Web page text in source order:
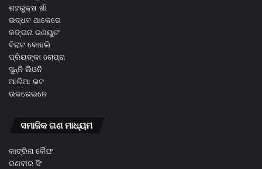
ଶହରୁକ୍ଷ ଖାଁ
ଉଦ୍ଧବ ଥାକେରେ
କଙ୍ଗନା ରଣୟୁତଂ
ବିରାଟ କୋହଲି
ପ୍ରିୟଙ୍କା ଚୋପ୍ରା
ସୁନ୍ନି ଲିଓନି
ଆଲିଆ ଭଟ
ଉକରେଇନେ
ସମାଜିକ ଗଣ ମାଧ୍ୟମ
କାଟ୍ରିନା କୈଫ
ରଣବୀର ସିଂ